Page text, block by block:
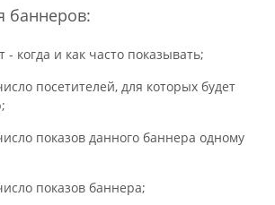
баннеров:
- когда и как часто показывать;
посетителей, для которых будет
показов данного баннера одному
показов баннера;